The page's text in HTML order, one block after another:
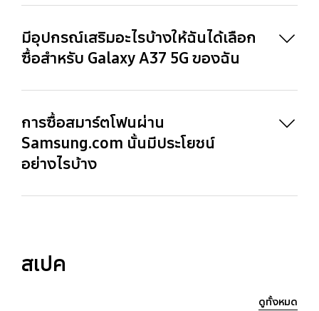
30
มีอุปกรณ์เสริมอะไรบ้างให้ฉันได้เลือก
ซื้อสำหรับ Galaxy A37 5G ของฉัน
การซื้อสมาร์ตโฟนผ่าน
Samsung.com นั้นมีประโยชน์
อย่างไรบ้าง
สเปค
ดูทั้งหมด